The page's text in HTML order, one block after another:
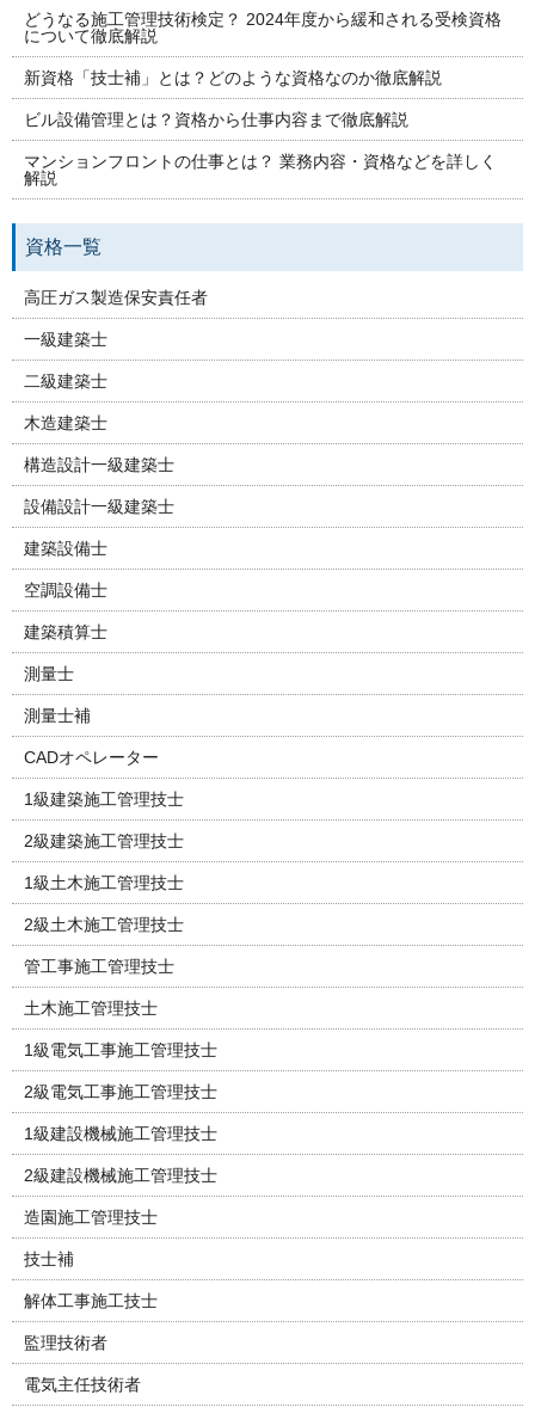
どうなる施工管理技術検定？ 2024年度から緩和される受検資格
について徹底解説
新資格「技士補」とは？どのような資格なのか徹底解説
ビル設備管理とは？資格から仕事内容まで徹底解説
マンションフロントの仕事とは？ 業務内容・資格などを詳しく
解説
資格一覧
高圧ガス製造保安責任者
一級建築士
二級建築士
木造建築士
構造設計一級建築士
設備設計一級建築士
建築設備士
空調設備士
建築積算士
測量士
測量士補
CADオペレーター
1級建築施工管理技士
2級建築施工管理技士
1級土木施工管理技士
2級土木施工管理技士
管工事施工管理技士
土木施工管理技士
1級電気工事施工管理技士
2級電気工事施工管理技士
1級建設機械施工管理技士
2級建設機械施工管理技士
造園施工管理技士
技士補
解体工事施工技士
監理技術者
電気主任技術者